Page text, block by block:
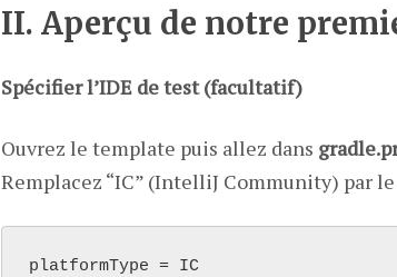
II. Aperçu de notre
Spécifier l’IDE de test (facultatif)
Ouvrez le template puis allez dans
Remplacez “IC” (IntelliJ Community) par le
platformType = IC